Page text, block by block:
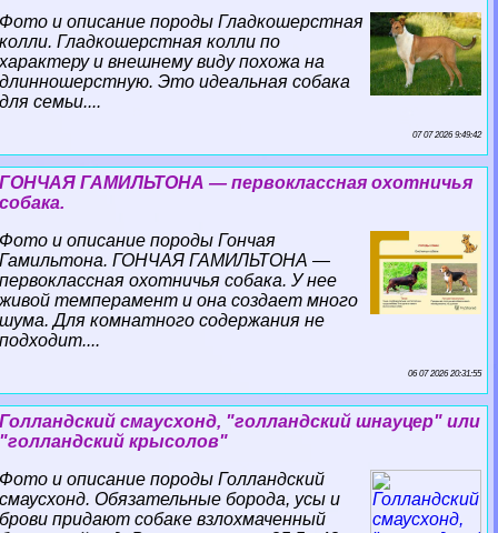
Фото и описание породы Гладкошерстная
колли. Гладкошерстная колли по
хаpaктеру и внешнему виду похожа на
длинношерстную. Это идеальная собака
для семьи....
07 07 2026 9:49:42
ГОНЧАЯ ГАМИЛЬТОНА — первоклассная охотничья
собака.
Фото и описание породы Гончая
Гамильтона. ГОНЧАЯ ГАМИЛЬТОНА —
первоклассная охотничья собака. У нее
живой темперамент и она создает много
шума. Для комнатного содержания не
подходит....
06 07 2026 20:31:55
Голландский смаусхонд, "голландский шнауцер" или
"голландский крысолов"
Фото и описание породы Голландский
смаусхонд. Обязательные борода, усы и
брови придают собаке взлохмаченный